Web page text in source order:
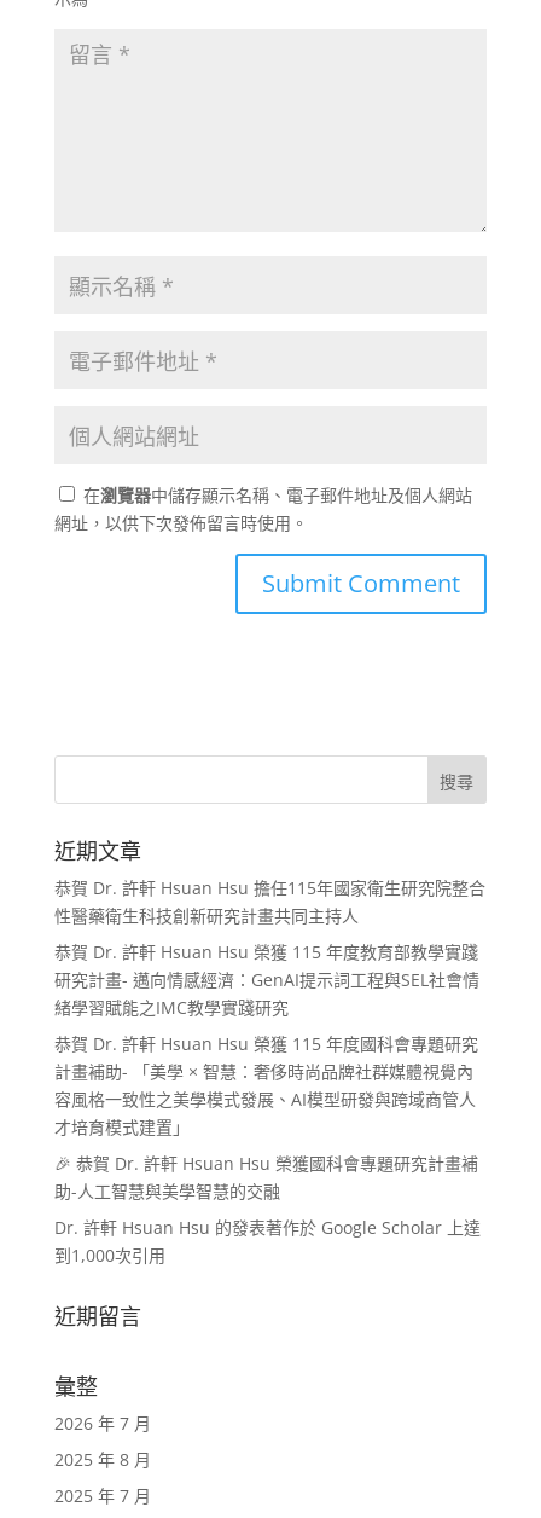
在瀏覽器中儲存顯示名稱、電子郵件地址及個人網站
網址，以供下次發佈留言時使用。
近期文章
恭賀 Dr. 許軒 Hsuan Hsu 擔任115年國家衛生研究院整合
性醫藥衛生科技創新研究計畫共同主持人
恭賀 Dr. 許軒 Hsuan Hsu 榮獲 115 年度教育部教學實踐
研究計畫- 邁向情感經濟：GenAI提示詞工程與SEL社會情
緒學習賦能之IMC教學實踐研究
恭賀 Dr. 許軒 Hsuan Hsu 榮獲 115 年度國科會專題研究
計畫補助- 「美學 × 智慧：奢侈時尚品牌社群媒體視覺內
容風格一致性之美學模式發展、AI模型研發與跨域商管人
才培育模式建置」
🎉 恭賀 Dr. 許軒 Hsuan Hsu 榮獲國科會專題研究計畫補
助-人工智慧與美學智慧的交融
Dr. 許軒 Hsuan Hsu 的發表著作於 Google Scholar 上達
到1,000次引用
近期留言
彙整
2026 年 7 月
2025 年 8 月
2025 年 7 月